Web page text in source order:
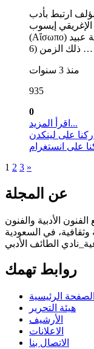
ارتبط بأدب
الإغريقي إيسوب
(Αἴσωπο) الذي عاش في اليونان القديمة عبدا من جملة عبيد
ذلك الزمن (6 …
منذ 3 سنوات
935
0
اقرأ المزيد...
على لينكدن
على انستغرام
1 2 3 »
عن المجلة
الأدبية والفنون
في السعودية
روابط تهمك
الصفحة الرئيسية
هيئة التحرير
الأرشيف
الاعلانات
الاتصال بنا